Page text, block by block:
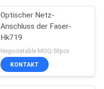
Optischer Netz-
Anschluss der Faser-
Hk719
Negociatable MOQ:50pcs
KONTAKT